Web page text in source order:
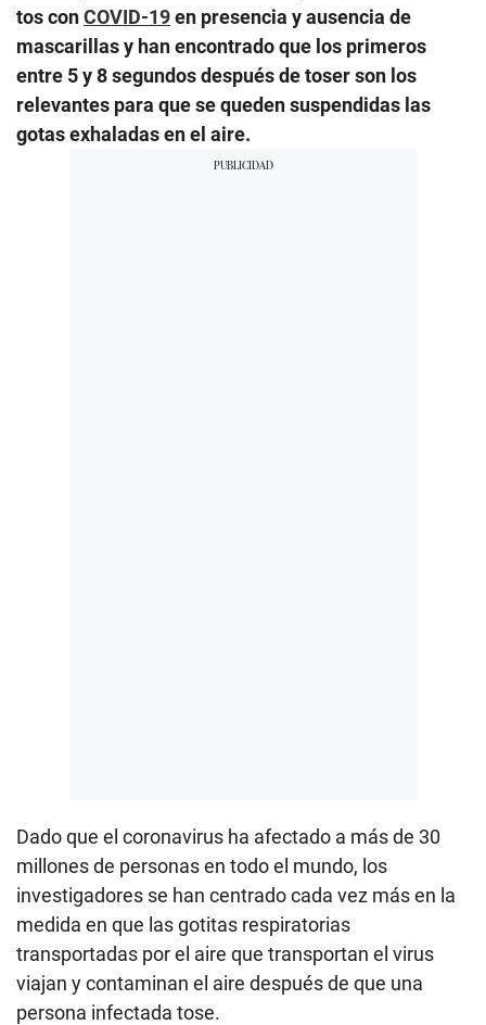
tos conCOVID-19en presencia y ausencia de
mascarillas y han encontrado que los primeros
entre 5 y 8 segundos después de toser son los
relevantes para que se queden suspendidas las
gotas exhaladas en el aire.
Dado que el coronavirus ha afectado a más de 30
millones de personas en todo el mundo, los
investigadores se han centrado cada vez más en la
medida en que las gotitas respiratorias
transportadas por el aire que transportan el virus
viajan y contaminan el aire después de que una
persona infectada tose.